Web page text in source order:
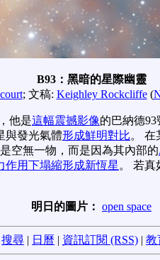
B93：黑暗的星際幽靈
; 文稿: Keighley Rockcliffe(
他是這幅震撼影像的巴納德
與發光氣體形成鮮明對比。 在
空無一物，而是因為其內部的
作用下塌縮形成新恆星 。 若真
明日的圖片： open space
搜尋 | 日曆 | 資訊訂閱 (RSS) | 教